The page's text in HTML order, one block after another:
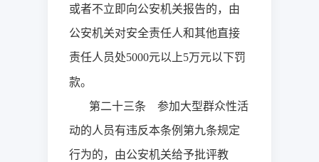
或者不立即向公安机关报告的，由
公安机关对安全责任人和其他直接
责任人员处5000元以上5万元以下罚
款。
第二十三条 参加大型群众性活
动的人员有违反本条例第九条规定
行为的，由公安机关给予批评教